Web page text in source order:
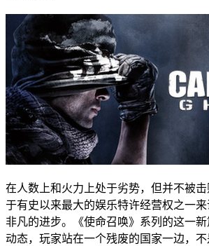
在人数上和火力上处于劣势，但并不被
于有史以来最大的娱乐特许经营权之一
非凡的进步。《使命召唤》系列的这一
动态，玩家站在一个残废的国家一边，